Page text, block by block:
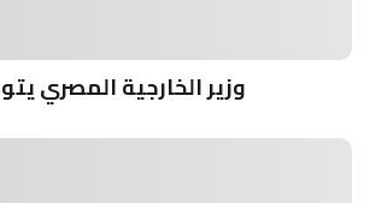
وزير الخارجية المصري